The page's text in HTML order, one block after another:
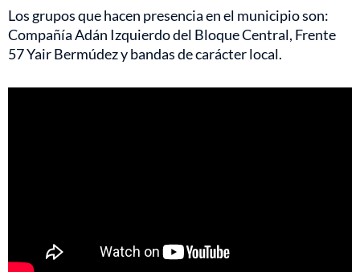
Los grupos que hacen presencia en el municipio son:
Compañía Adán Izquierdo del Bloque Central, Frente
57 Yair Bermúdez y bandas de carácter local.